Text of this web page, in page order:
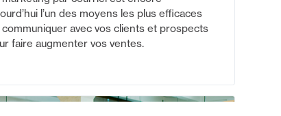
l’un des moyens les plus efficaces
avec vos clients et prospects
faire augmenter vos ventes.